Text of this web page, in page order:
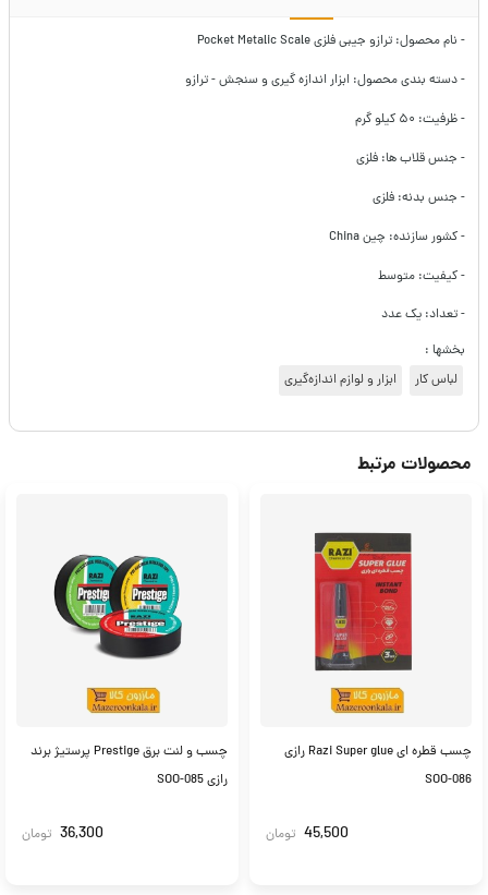
- نام محصول: ترازو جیبی فلزی Pocket Metalic Scale
- دسته بندی محصول: ابزار اندازه گیری و سنجش - ترازو
- ظرفیت: ۵۰ کیلو گرم
- جنس قلاب ها: فلزی
- جنس بدنه: فلزی
- کشور سازنده: چین China
- کیفیت: متوسط
- تعداد: یک عدد
بخشها :
لباس کار
ابزار و لوازم اندازه‌گیری
محصولات مرتبط
چسب قطره ای Razi Super glue رازی
SOO-086
45,500 تومان
چسب و لنت برق Prestige پرستیژ برند
رازی SOO-085
36,300 تومان